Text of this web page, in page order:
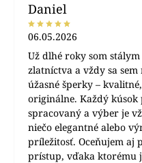
Daniel
06.05.2026
Už dlhé roky som
zlatníctva a vždy sa
úžasné šperky –
originálne. Každý kúsok
spracovaný a výber je
niečo elegantné alebo
príležitosť. Oceňujem aj
prístup, vďaka ktorému